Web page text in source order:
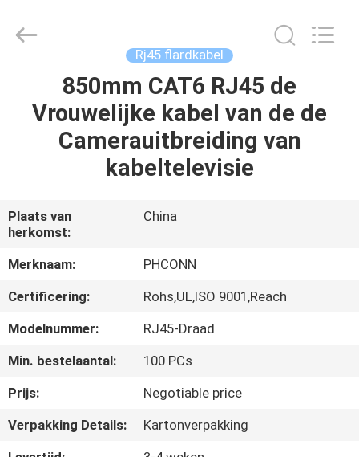
PRODUCTEN
ONS
FABRIEKSREIS
KWALITEITSCONTROLE
CONTACTEER
ONS
VR
Rj45 flardkabel
850mm CAT6 RJ45 de
Vrouwelijke kabel van de de
Camerauitbreiding van
kabeltelevisie
Plaats van
herkomst:
China
Merknaam:
PHCONN
Certificering:
Rohs,UL,ISO 9001,Reach
Modelnummer:
RJ45-Draad
Min. bestelaantal:
100 PCs
Prijs:
Negotiable price
Verpakking Details:
Kartonverpakking